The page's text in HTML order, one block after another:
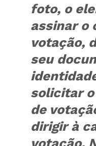
foto, o
assinar o
votação,
seu
solicitar o
de
dirigir à
votação.